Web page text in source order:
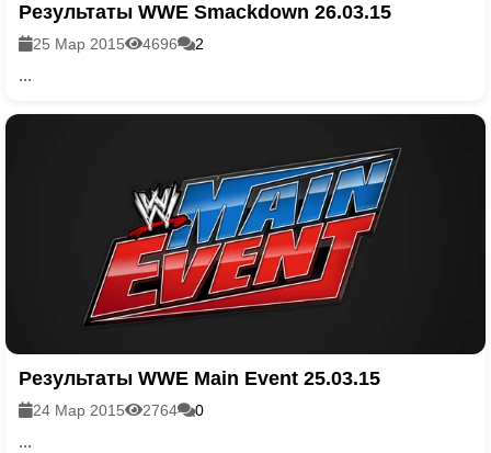
Результаты WWE Smackdown 26.03.15
25 Мар 2015 4696 2
...
Результаты WWE Main Event 25.03.15
24 Мар 2015 2764 0
...